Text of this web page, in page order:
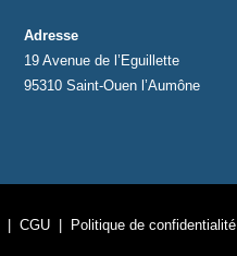
Adresse
19 Avenue de l’Eguillette
95310 Saint-Ouen l’Aumône
|CGU Politique de confidentialité